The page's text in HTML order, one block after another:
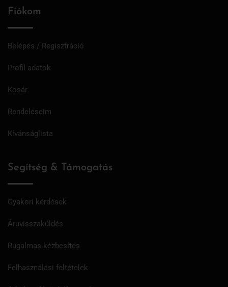
Fiókom
Belépés / Regisztráció
Profil adatok
Kosár
Rendeléseim
Kívánságlista
Segítség & Támogatás
Gyakori kérdések
Áruvisszaküldés
Rugalmas kézbesítés
Felhasználási feltételek